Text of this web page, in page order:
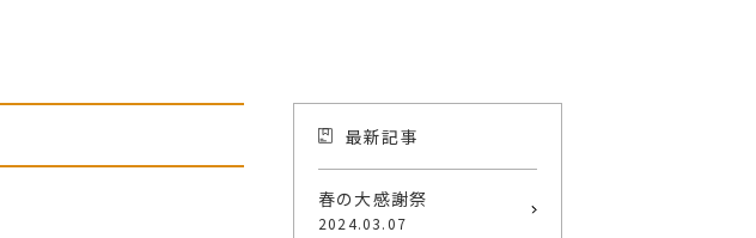
最新記事
春の大感謝祭
2024.03.07